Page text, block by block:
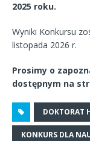
2025 roku.
Wyniki Konkursu
listopada 2026 r.
Prosimy o
dostępnym na
DOKTORAT
KONKURS DLA